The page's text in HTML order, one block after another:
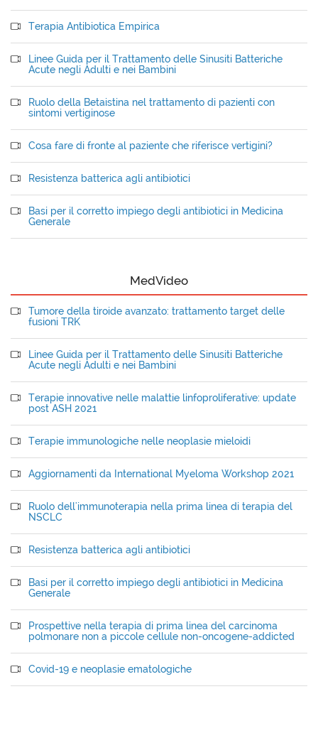
Terapia Antibiotica Empirica
Linee Guida per il Trattamento delle Sinusiti Batteriche
Acute negli Adulti e nei Bambini
Ruolo della Betaistina nel trattamento di pazienti con
sintomi vertiginose
Cosa fare di fronte al paziente che riferisce vertigini?
Resistenza batterica agli antibiotici
Basi per il corretto impiego degli antibiotici in Medicina
Generale
MedVideo
Tumore della tiroide avanzato: trattamento target delle
fusioni TRK
Linee Guida per il Trattamento delle Sinusiti Batteriche
Acute negli Adulti e nei Bambini
Terapie innovative nelle malattie linfoproliferative: update
post ASH 2021
Terapie immunologiche nelle neoplasie mieloidi
Aggiornamenti da International Myeloma Workshop 2021
Ruolo dell'immunoterapia nella prima linea di terapia del
NSCLC
Resistenza batterica agli antibiotici
Basi per il corretto impiego degli antibiotici in Medicina
Generale
Prospettive nella terapia di prima linea del carcinoma
polmonare non a piccole cellule non-oncogene-addicted
Covid-19 e neoplasie ematologiche